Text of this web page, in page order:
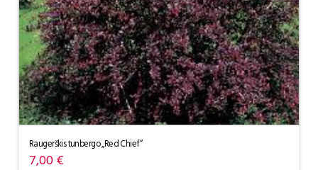
Raugerškis tunbergo „Red Chief“
7,00€